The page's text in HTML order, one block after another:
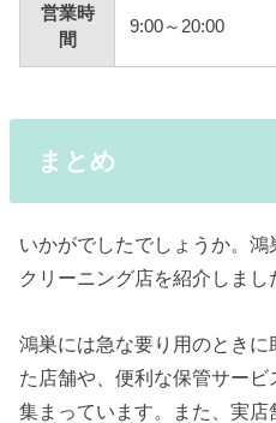
営業時
間
9:00～20:00
まとめ
いかがでしたでしょうか。
クリーニング店を紹介しまし
鴻巣には急な要り用のとき
た店舗や、便利な保管サー
集まっています。また、実